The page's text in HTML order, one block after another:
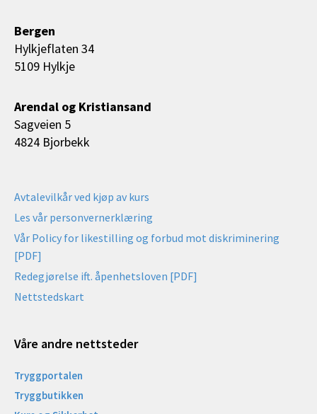
Bergen
Hylkjeflaten 34
5109 Hylkje
Arendal og Kristiansand
Sagveien 5
4824 Bjorbekk
Avtalevilkår ved kjøp av kurs
Les vår personvernerklæring
Vår Policy for likestilling og forbud mot diskriminering
[PDF]
Redegjørelse ift. åpenhetsloven [PDF]
Nettstedskart
Våre andre nettsteder
Tryggportalen
Tryggbutikken